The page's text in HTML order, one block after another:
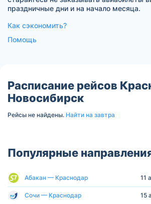
праздничные дни и на начало месяца.
Как сэкономить?
Помощь
Расписание рейсов
Новосибирск
Рейсы не найдены. Найти на завтра
Популярные
Абакан — Краснодар 11
Сочи — Краснодар 15